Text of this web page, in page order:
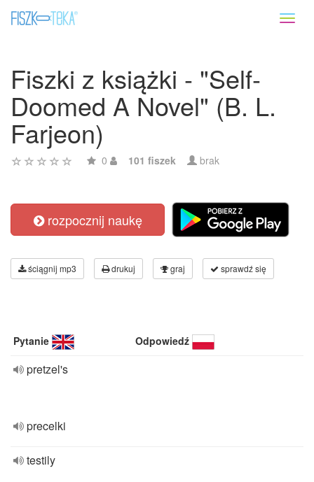
Fiszki z książki - "Self-
Doomed A Novel" (B. L.
Farjeon)
0 101 fiszek brak
rozpocznij naukę
ściągnij mp3 drukuj graj sprawdź się
Pytanie Odpowiedź
pretzel's
precelki
testily